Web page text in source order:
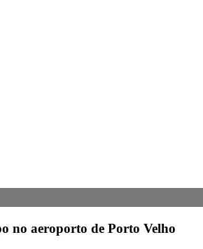
no aeroporto de Porto Velho